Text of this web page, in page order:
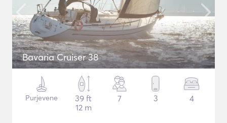
Bavaria Cruiser 38
Purjevene
39 ft
12 m
7 3 4